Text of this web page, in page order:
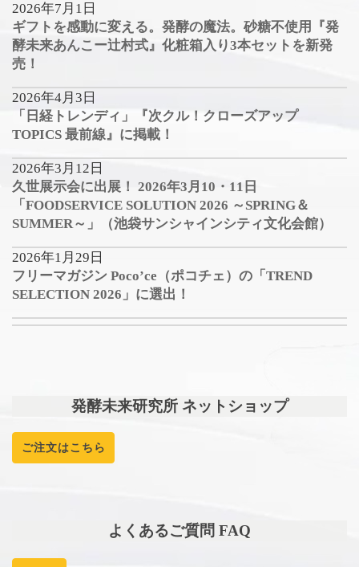
2026年7月1日
ギフトを感動に変える。発酵の魔法。砂糖不使用『発
酵未来あんこー辻村式』化粧箱入り3本セットを新発
売！
2026年4月3日
「日経トレンディ」『次クル！クローズアップ
TOPICS 最前線』に掲載！
2026年3月12日
久世展示会に出展！ 2026年3月10・11日
「FOODSERVICE SOLUTION 2026 ～SPRING＆
SUMMER～」（池袋サンシャインシティ文化会館）
2026年1月29日
フリーマガジン Poco’ce（ポコチェ）の「TREND
SELECTION 2026」に選出！
発酵未来研究所 ネットショップ
ご注文はこちら
よくあるご質問 FAQ